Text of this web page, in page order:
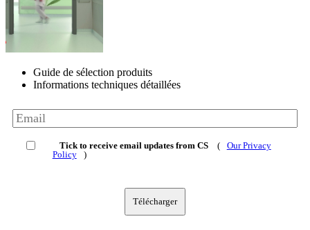
Guide de sélection produits
Informations techniques détaillées
Tick to receive email updates from CS (
Our Privacy
Policy
)
Télécharger